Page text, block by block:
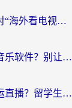
海外党必看：选对“海外看电视剧软件”，再也不用愁国内剧刷不了
国外如何听国内音乐软件？别让地域限制，断了你的中文歌单
海外哪里能看奥运直播？留学生&海外华人必看的体育赛事观赛终极指南